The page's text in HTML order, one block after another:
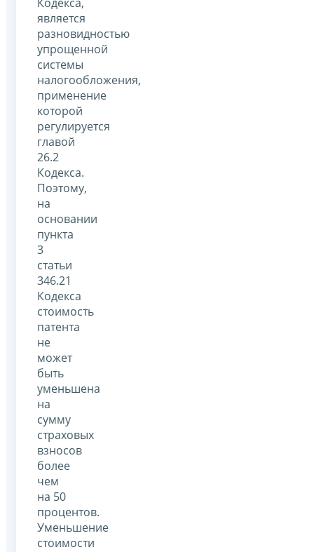
является
разновидностью
упрощенной
системы
налогообложения,
применение
которой
регулируется
главой
26.2
Кодекса.
Поэтому,
на
основании
пункта
3
статьи
346.21
Кодекса
стоимость
патента
не
может
быть
уменьшена
на
сумму
страховых
взносов
более
чем
на 50
процентов.
Уменьшение
стоимости